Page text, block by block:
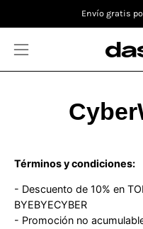
al
contenido
Envío gratis
Abrir
menú
navegación
Términos y condiciones:
- Descuento de 10% en
BYEBYECYBER
- Promoción no